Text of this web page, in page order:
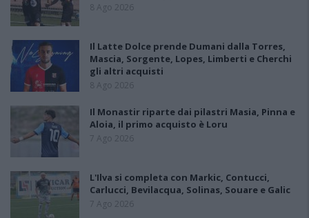
8 Ago 2026
Il Latte Dolce prende Dumani dalla Torres,
Mascia, Sorgente, Lopes, Limberti e Cherchi
gli altri acquisti
8 Ago 2026
Il Monastir riparte dai pilastri Masia, Pinna e
Aloia, il primo acquisto è Loru
7 Ago 2026
L'Ilva si completa con Markic, Contucci,
Carlucci, Bevilacqua, Solinas, Souare e Galic
7 Ago 2026